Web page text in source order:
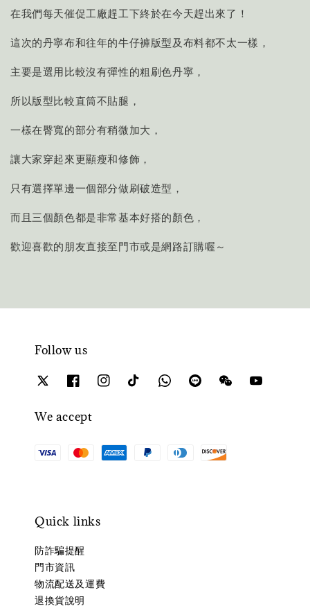
在我們每天催促工廠趕工下終於在今天趕出來了！
這次的丹寧布和往年的牛仔褲版型及布料都不太一樣，
主要是選用比較沒有彈性的粗刷色丹寧，
所以版型比較直筒不貼腿，
一樣在臀寬的部分有稍微加大，
讓大家穿起來更顯瘦和修飾，
只有選擇單邊一個部分做刷破造型，
而且三個顏色都是非常基本好搭的顏色，
歡迎喜歡的朋友直接至門市或是網路訂購喔～
Follow us
We accept
Quick links
防詐騙提醒
門市資訊
物流配送及運費
退換貨說明